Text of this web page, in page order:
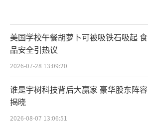
美国学校午餐胡萝卜可被吸铁石吸起 食
品安全引热议
2026-07-28 13:09:20
谁是宇树科技背后大赢家 豪华股东阵容
揭晓
2026-08-07 13:06:51